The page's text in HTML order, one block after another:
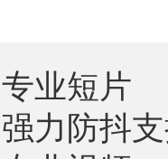
专业短片
强力防抖